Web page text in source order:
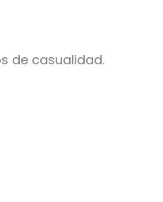
de casualidad.